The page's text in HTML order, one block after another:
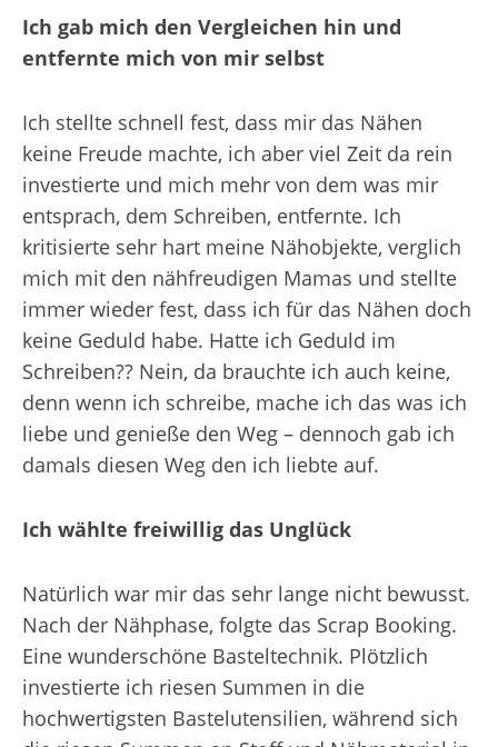
Ich gab mich den Vergleichen hin und
entfernte mich von mir selbst
Ich stellte schnell fest, dass mir das Nähen
keine Freude machte, ich aber viel Zeit da rein
investierte und mich mehr von dem was mir
entsprach, dem Schreiben, entfernte. Ich
kritisierte sehr hart meine Nähobjekte, verglich
mich mit den nähfreudigen Mamas und stellte
immer wieder fest, dass ich für das Nähen doch
keine Geduld habe. Hatte ich Geduld im
Schreiben?? Nein, da brauchte ich auch keine,
denn wenn ich schreibe, mache ich das was ich
liebe und genieße den Weg – dennoch gab ich
damals diesen Weg den ich liebte auf.
Ich wählte freiwillig das Unglück
Natürlich war mir das sehr lange nicht bewusst.
Nach der Nähphase, folgte das Scrap Booking.
Eine wunderschöne Basteltechnik. Plötzlich
investierte ich riesen Summen in die
hochwertigsten Bastelutensilien, während sich